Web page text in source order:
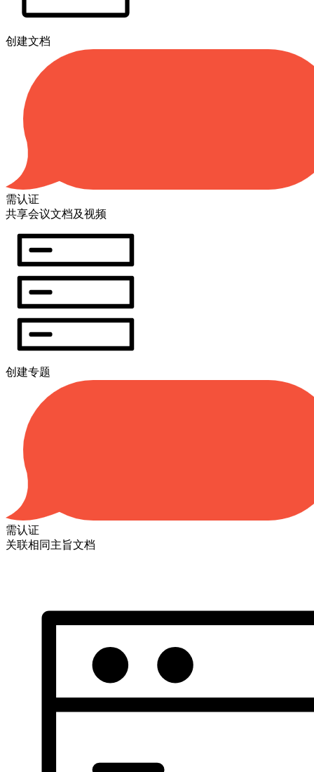
创建文档
需认证
共享会议文档及视频
创建专题
需认证
关联相同主旨文档